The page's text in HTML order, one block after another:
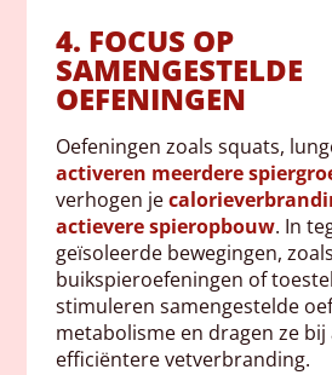
4. FOCUS OP
SAMENGESTELDE
OEFENINGEN
Oefeningen zoals squats,
activeren meerdere
verhogen je
actievere spieropbouw. In
geïsoleerde bewegingen, zoals
buikspieroefeningen of
stimuleren samengestelde
metabolisme en dragen ze bij
efficiëntere vetverbranding.